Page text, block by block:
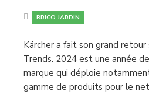
BRICO JARDIN
Kärcher a fait son grand retour
Trends. 2024 est une année
marque qui déploie
gamme de produits pour le